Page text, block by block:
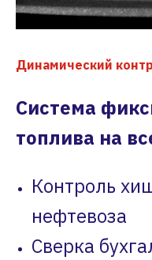
Динамический
Система
топлива на
Контроль
нефтевоза
Сверка